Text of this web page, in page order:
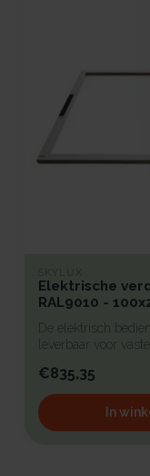
SKYLUX
Elektrische
RAL9010 -
De elektrisch
leverbaar voor
€835,35
In